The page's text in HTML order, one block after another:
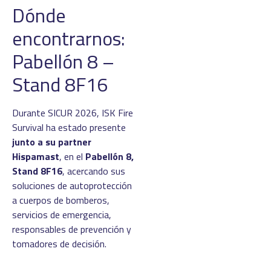
Dónde
encontrarnos:
Pabellón 8 –
Stand 8F16
Durante SICUR 2026, ISK Fire
Survival ha estado presente
junto a su partner
Hispamast, en el Pabellón 8,
Stand 8F16, acercando sus
soluciones de autoprotección
a cuerpos de bomberos,
servicios de emergencia,
responsables de prevención y
tomadores de decisión.